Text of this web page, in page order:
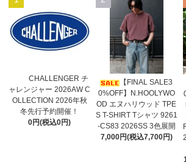
CHALLENGER チ
ャレンジャー 2026AW C
OLLECTION 2026年秋
冬先行予約開催！
0円(税込0円)
【FINAL SALE3
0%OFF】N.HOOLYWO
OD エヌハリウッド TPE
S T-SHIRT Tシャツ 9261
-CS83 2026SS 3色展開
7,000円(税込7,700円)